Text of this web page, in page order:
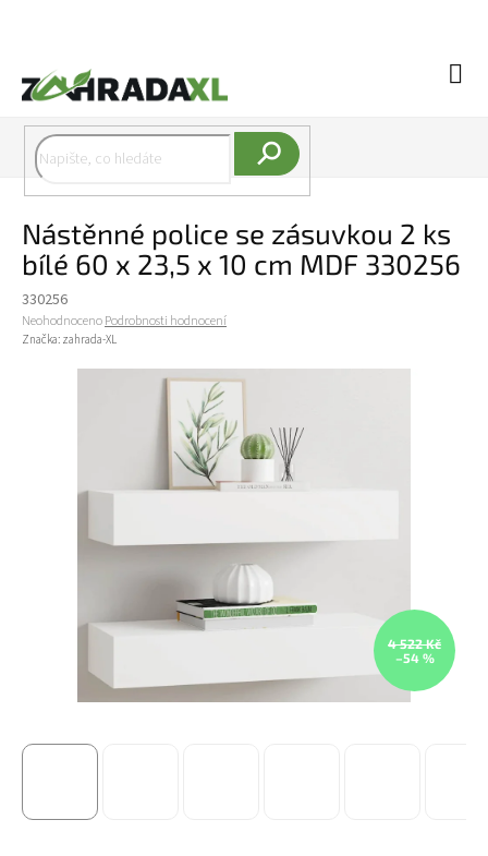
Nástěnné police se zásuvkou 2 ks
bílé 60 x 23,5 x 10 cm MDF 330256
330256
Průměrné hodnocení produktu je 0,0 z 5 hvězdiček.
NeohodnocenoPodrobnosti hodnocení
Značka: zahrada-XL
4 522 Kč
–54 %